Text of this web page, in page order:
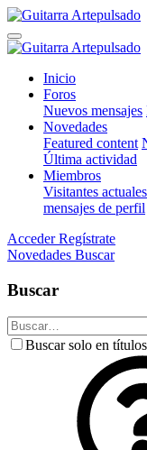
Inicio
Foros
Nuevos mensajes
Novedades
Featured content
Última actividad
Miembros
Visitantes actuales
mensajes de perfil
Acceder Regístrate
Novedades Buscar
Buscar
Buscar solo en títulos